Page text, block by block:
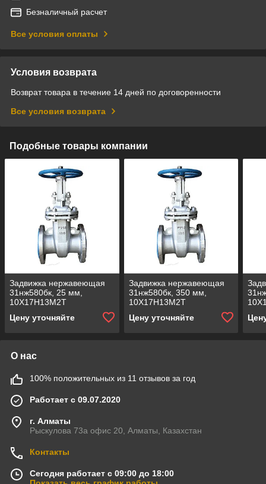
Безналичный расчет
Все условия оплаты
Условия возврата
Возврат товара в течение 14 дней по договоренности
Все условия возврата
Подобные товары компании
Задвижка нержавеющая
31нж580бк, 25 мм,
10Х17Н13М2Т
Цену уточняйте
Задвижка нержавеющая
31нж580бк, 350 мм,
10Х17Н13М2Т
Цену уточняйте
О нас
100% положительных из 11 отзывов за год
Работает с 09.07.2020
г. Алматы
Рыскулова 73а офис 20, Алматы, Казахстан
Контакты
Сегодня работает с 09:00 до 18:00